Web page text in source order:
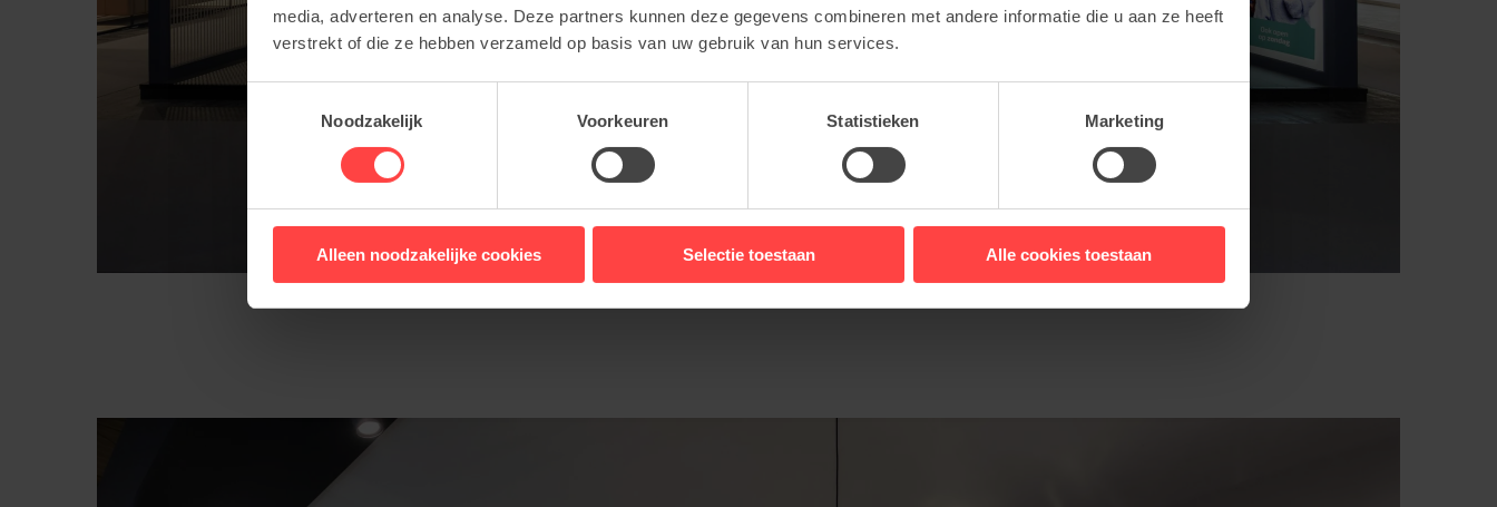
media, adverteren en analyse. Deze partners kunnen deze gegevens combineren met andere informatie die u aan ze heeft
verstrekt of die ze hebben verzameld op basis van uw gebruik van hun services.
Noodzakelijk
Voorkeuren Statistieken Marketing
Alleen noodzakelijke cookies Selectie toestaan Alle cookies toestaan